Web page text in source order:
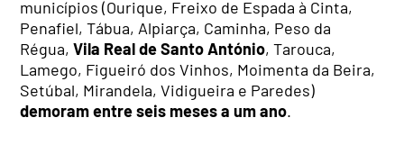
municípios (Ourique, Freixo de Espada à Cinta,
Penafiel, Tábua, Alpiarça, Caminha, Peso da
Régua,Vila Real de Santo António, Tarouca,
Lamego, Figueiró dos Vinhos, Moimenta da Beira,
Setúbal, Mirandela, Vidigueira e Paredes)
demoram entre seis meses a um ano.